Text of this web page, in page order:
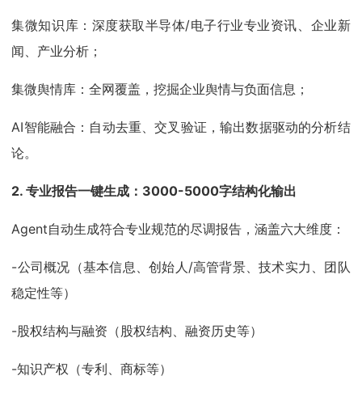
集微知识库：深度获取半导体/电子行业专业资讯、企业新
闻、产业分析；
集微舆情库：全网覆盖，挖掘企业舆情与负面信息；
AI智能融合：自动去重、交叉验证，输出数据驱动的分析结
论。
2. 专业报告一键生成：3000-5000字结构化输出
Agent自动生成符合专业规范的尽调报告，涵盖六大维度：
-公司概况（基本信息、创始人/高管背景、技术实力、团队
稳定性等）
-股权结构与融资（股权结构、融资历史等）
-知识产权（专利、商标等）